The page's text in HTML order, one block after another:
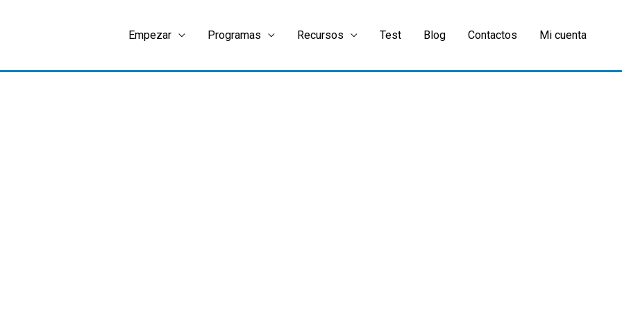
Empezar Programas Recursos Test Blog Contactos Mi cuenta